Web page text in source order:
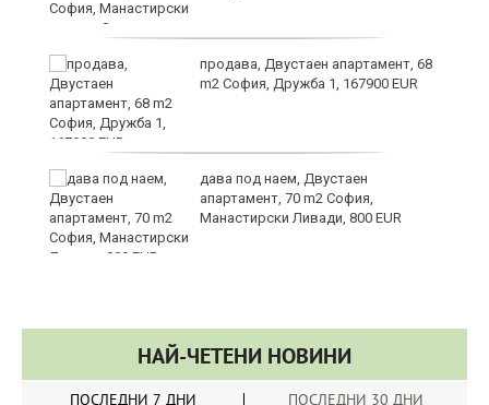
продава, Двустаен апартамент, 68
m2 София, Дружба 1, 167900 EUR
дава под наем, Двустаен
апартамент, 70 m2 София,
Манастирски Ливади, 800 EUR
НАЙ-ЧЕТЕНИ НОВИНИ
ПОСЛЕДНИ 7 ДНИ ПОСЛЕДНИ 30 ДНИ